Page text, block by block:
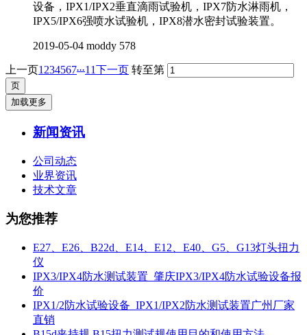
设备，IPX1/IPX2垂直滴雨试验机，IPX7防水淋雨机，
IPX5/IPX6强喷水试验机，IPX8潜水密封试验装置。
2019-05-04 moddy 578
上一页1 234567...11下一页 转至第
加载更多
新闻资讯
公司动态
业界资讯
技术文章
为您推荐
E27、E26、B22d、E14、E12、E40、G5、G13灯头扭力
仪
IPX3/IPX4防水测试装置_肇庆IPX3/IPX4防水试验设备报
价
IPX1/2防水试验设备_IPX1/IPX2防水测试装置广州厂家
直销